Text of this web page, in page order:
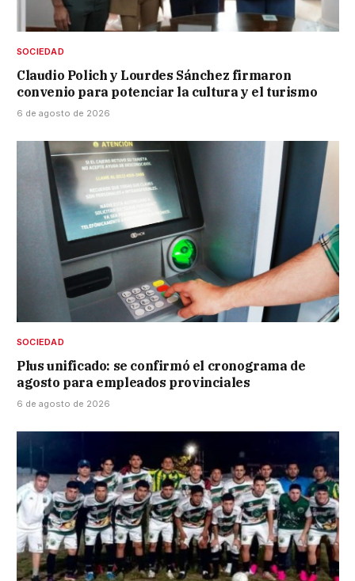
SOCIEDAD
Claudio Polich y Lourdes Sánchez firmaron
convenio para potenciar la cultura y el turismo
6 de agosto de 2026
SOCIEDAD
Plus unificado: se confirmó el cronograma de
agosto para empleados provinciales
6 de agosto de 2026